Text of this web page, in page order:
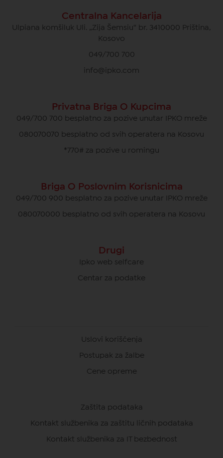
Centralna Kancelarija
Ulpiana komšiluk Uli. „Zija Šemsiu“ br. 3410000 Priština,
Kosovo
049/700 700
info@ipko.com
Privatna Briga O Kupcima
049/700 700 besplatno za pozive unutar IPKO mreže
080070070 besplatno od svih operatera na Kosovu
*770# za pozive u romingu
Briga O Poslovnim Korisnicima
049/700 900 besplatno za pozive unutar IPKO mreže
080070000 besplatno od svih operatera na Kosovu
Drugi
Ipko web selfcare
Centar za podatke
Uslovi korišćenja
Postupak za žalbe
Cene opreme
Zaštita podataka
Kontakt službenika za zaštitu ličnih podataka
Kontakt službenika za IT bezbednost